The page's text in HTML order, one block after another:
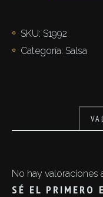
SKU: S1992
Categoría: Salsa
No hay valoraciones
SÉ EL PRIMERO